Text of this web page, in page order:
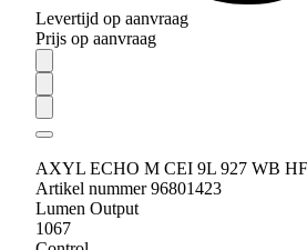
Levertijd op aanvraag
Prijs op aanvraag
AXYL ECHO M CEI 9L 927 WB
Artikel nummer 96801423
Lumen Output
1067